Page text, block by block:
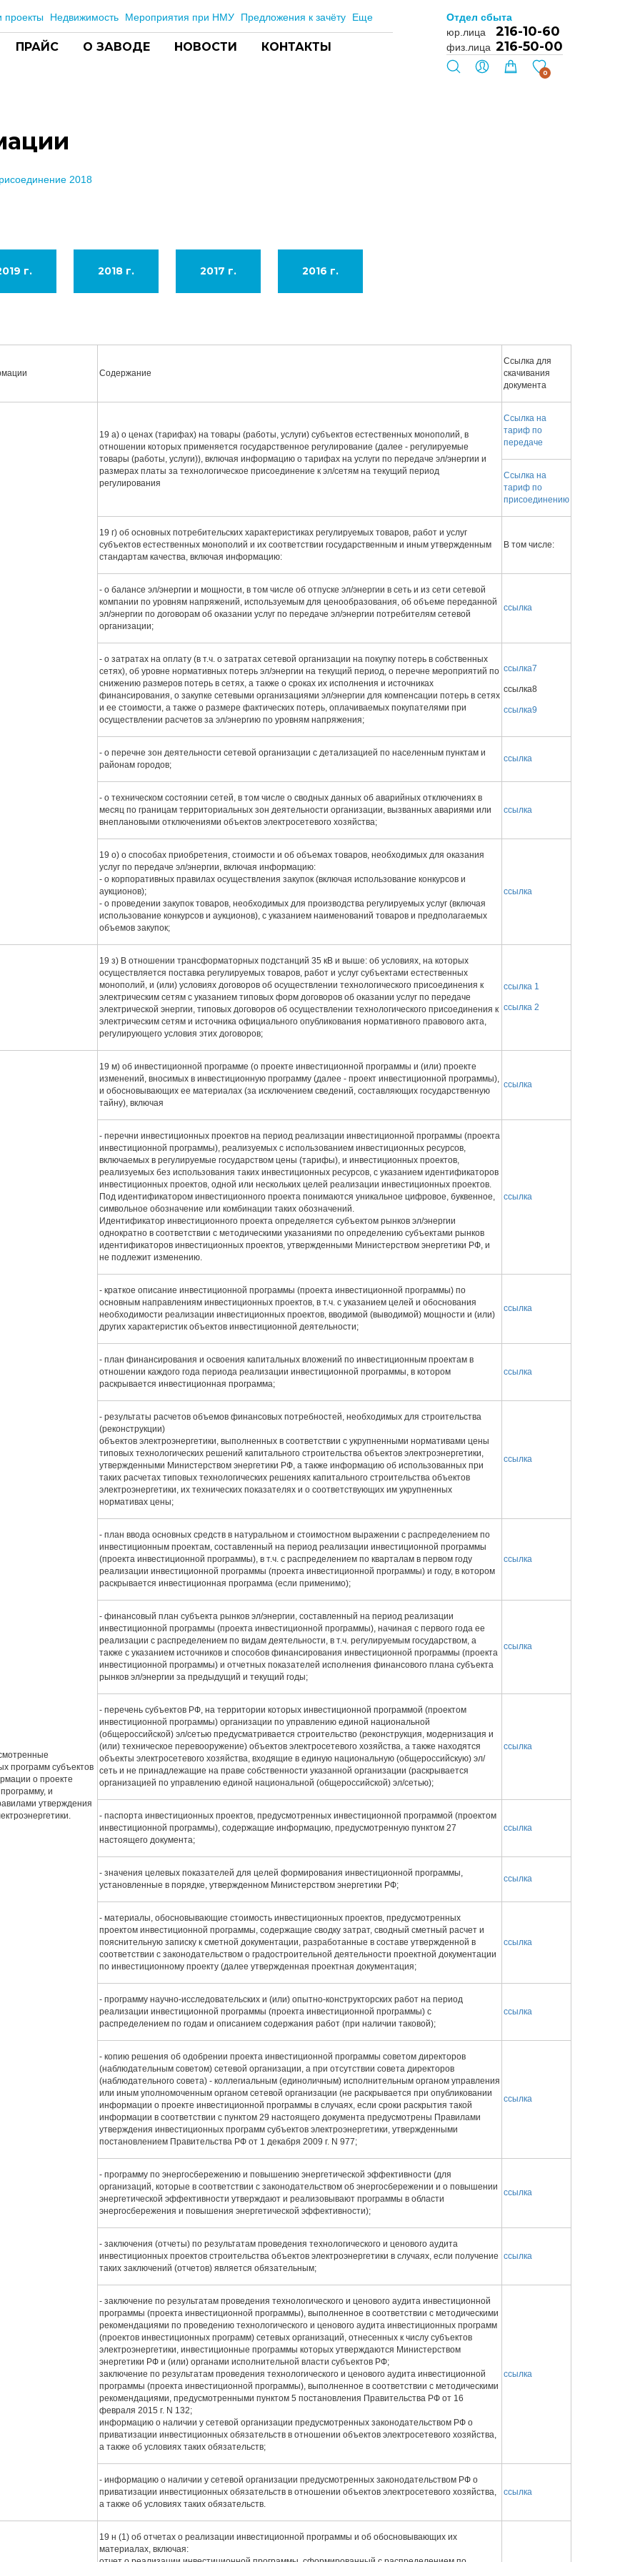
проекты Недвижимость Мероприятия при НМУ Предложения к зачёту Еще
ПРАЙС О ЗАВОДЕ НОВОСТИ КОНТАКТЫ
Отдел сбыта
юр.лица
216-10-60
физ.лица 216-50-00
0
2018
г. 2018 г. 2017 г. 2016 г.
Содержание
Ссылка для
скачивания
документа
19 а) о ценах (тарифах) на товары (работы, услуги) субъектов естественных монополий, в
отношении которых применяется государственное регулирование (далее - регулируемые
товары (работы, услуги)), включая информацию о тарифах на услуги по передаче эл/энергии и
размерах платы за технологическое присоединение к эл/сетям на текущий период
регулирования
Ссылка на
тариф по
передаче
Ссылка на
тариф по
присоединению
19 г) об основных потребительских характеристиках регулируемых товаров, работ и услуг
субъектов естественных монополий и их соответствии государственным и иным утвержденным
стандартам качества, включая информацию:
В том числе:
- о балансе эл/энергии и мощности, в том числе об отпуске эл/энергии в сеть и из сети сетевой
компании по уровням напряжений, используемым для ценообразования, об объеме переданной
эл/энергии по договорам об оказании услуг по передаче эл/энергии потребителям сетевой
организации;
ссылка
- о затратах на оплату (в т.ч. о затратах сетевой организации на покупку потерь в собственных
сетях), об уровне нормативных потерь эл/энергии на текущий период, о перечне мероприятий по
снижению размеров потерь в сетях, а также о сроках их исполнения и источниках
финансирования, о закупке сетевыми организациями эл/энергии для компенсации потерь в сетях
и ее стоимости, а также о размере фактических потерь, оплачиваемых покупателями при
осуществлении расчетов за эл/энергию по уровням напряжения;
ссылка7
ссылка8
ссылка9
- о перечне зон деятельности сетевой организации с детализацией по населенным пунктам и
районам городов;
ссылка
- о техническом состоянии сетей, в том числе о сводных данных об аварийных отключениях в
месяц по границам территориальных зон деятельности организации, вызванных авариями или
внеплановыми отключениями объектов электросетевого хозяйства;
ссылка
19 о) о способах приобретения, стоимости и об объемах товаров, необходимых для оказания
услуг по передаче эл/энергии, включая информацию:
- о корпоративных правилах осуществления закупок (включая использование конкурсов и
аукционов);
- о проведении закупок товаров, необходимых для производства регулируемых услуг (включая
использование конкурсов и аукционов), с указанием наименований товаров и предполагаемых
объемов закупок;
ссылка
19 з) В отношении трансформаторных подстанций 35 кВ и выше: об условиях, на которых
осуществляется поставка регулируемых товаров, работ и услуг субъектами естественных
монополий, и (или) условиях договоров об осуществлении технологического присоединения к
электрическим сетям с указанием типовых форм договоров об оказании услуг по передаче
электрической энергии, типовых договоров об осуществлении технологического присоединения к
электрическим сетям и источника официального опубликования нормативного правового акта,
регулирующего условия этих договоров;
ссылка 1
ссылка 2
программ субъектов
о проекте
и
утверждения
19 м) об инвестиционной программе (о проекте инвестиционной программы и (или) проекте
изменений, вносимых в инвестиционную программу (далее - проект инвестиционной программы),
и обосновывающих ее материалах (за исключением сведений, составляющих государственную
тайну), включая
ссылка
- перечни инвестиционных проектов на период реализации инвестиционной программы (проекта
инвестиционной программы), реализуемых с использованием инвестиционных ресурсов,
включаемых в регулируемые государством цены (тарифы), и инвестиционных проектов,
реализуемых без использования таких инвестиционных ресурсов, с указанием идентификаторов
инвестиционных проектов, одной или нескольких целей реализации инвестиционных проектов.
Под идентификатором инвестиционного проекта понимаются уникальное цифровое, буквенное,
символьное обозначение или комбинации таких обозначений.
Идентификатор инвестиционного проекта определяется субъектом рынков эл/энергии
однократно в соответствии с методическими указаниями по определению субъектами рынков
идентификаторов инвестиционных проектов, утвержденными Министерством энергетики РФ, и
не подлежит изменению.
ссылка
- краткое описание инвестиционной программы (проекта инвестиционной программы) по
основным направлениям инвестиционных проектов, в т.ч. с указанием целей и обоснования
необходимости реализации инвестиционных проектов, вводимой (выводимой) мощности и (или)
других характеристик объектов инвестиционной деятельности;
ссылка
- план финансирования и освоения капитальных вложений по инвестиционным проектам в
отношении каждого года периода реализации инвестиционной программы, в котором
раскрывается инвестиционная программа;
ссылка
- результаты расчетов объемов финансовых потребностей, необходимых для строительства
(реконструкции)
объектов электроэнергетики, выполненных в соответствии с укрупненными нормативами цены
типовых технологических решений капитального строительства объектов электроэнергетики,
утвержденными Министерством энергетики РФ, а также информацию об использованных при
таких расчетах типовых технологических решениях капитального строительства объектов
электроэнергетики, их технических показателях и о соответствующих им укрупненных
нормативах цены;
ссылка
- план ввода основных средств в натуральном и стоимостном выражении с распределением по
инвестиционным проектам, составленный на период реализации инвестиционной программы
(проекта инвестиционной программы), в т.ч. с распределением по кварталам в первом году
реализации инвестиционной программы (проекта инвестиционной программы) и году, в котором
раскрывается инвестиционная программа (если применимо);
ссылка
- финансовый план субъекта рынков эл/энергии, составленный на период реализации
инвестиционной программы (проекта инвестиционной программы), начиная с первого года ее
реализации с распределением по видам деятельности, в т.ч. регулируемым государством, а
также с указанием источников и способов финансирования инвестиционной программы (проекта
инвестиционной программы) и отчетных показателей исполнения финансового плана субъекта
рынков эл/энергии за предыдущий и текущий годы;
ссылка
- перечень субъектов РФ, на территории которых инвестиционной программой (проектом
инвестиционной программы) организации по управлению единой национальной
(общероссийской) эл/сетью предусматривается строительство (реконструкция, модернизация и
(или) техническое перевооружение) объектов электросетевого хозяйства, а также находятся
объекты электросетевого хозяйства, входящие в единую национальную (общероссийскую) эл/
сеть и не принадлежащие на праве собственности указанной организации (раскрывается
организацией по управлению единой национальной (общероссийской) эл/сетью);
ссылка
- паспорта инвестиционных проектов, предусмотренных инвестиционной программой (проектом
инвестиционной программы), содержащие информацию, предусмотренную пунктом 27
настоящего документа;
ссылка
- значения целевых показателей для целей формирования инвестиционной программы,
установленные в порядке, утвержденном Министерством энергетики РФ;
ссылка
- материалы, обосновывающие стоимость инвестиционных проектов, предусмотренных
проектом инвестиционной программы, содержащие сводку затрат, сводный сметный расчет и
пояснительную записку к сметной документации, разработанные в составе утвержденной в
соответствии с законодательством о градостроительной деятельности проектной документации
по инвестиционному проекту (далее утвержденная проектная документация;
ссылка
- программу научно-исследовательских и (или) опытно-конструкторских работ на период
реализации инвестиционной программы (проекта инвестиционной программы) с
распределением по годам и описанием содержания работ (при наличии таковой);
ссылка
- копию решения об одобрении проекта инвестиционной программы советом директоров
(наблюдательным советом) сетевой организации, а при отсутствии совета директоров
(наблюдательного совета) - коллегиальным (единоличным) исполнительным органом управления
или иным уполномоченным органом сетевой организации (не раскрывается при опубликовании
информации о проекте инвестиционной программы в случаях, если сроки раскрытия такой
информации в соответствии с пунктом 29 настоящего документа предусмотрены Правилами
утверждения инвестиционных программ субъектов электроэнергетики, утвержденными
постановлением Правительства РФ от 1 декабря 2009 г. N 977;
ссылка
- программу по энергосбережению и повышению энергетической эффективности (для
организаций, которые в соответствии с законодательством об энергосбережении и о повышении
энергетической эффективности утверждают и реализовывают программы в области
энергосбережения и повышения энергетической эффективности);
ссылка
- заключения (отчеты) по результатам проведения технологического и ценового аудита
инвестиционных проектов строительства объектов электроэнергетики в случаях, если получение
таких заключений (отчетов) является обязательным;
ссылка
- заключение по результатам проведения технологического и ценового аудита инвестиционной
программы (проекта инвестиционной программы), выполненное в соответствии с методическими
рекомендациями по проведению технологического и ценового аудита инвестиционных программ
(проектов инвестиционных программ) сетевых организаций, отнесенных к числу субъектов
электроэнергетики, инвестиционные программы которых утверждаются Министерством
энергетики РФ и (или) органами исполнительной власти субъектов РФ;
заключение по результатам проведения технологического и ценового аудита инвестиционной
программы (проекта инвестиционной программы), выполненное в соответствии с методическими
рекомендациями, предусмотренными пунктом 5 постановления Правительства РФ от 16
февраля 2015 г. N 132;
информацию о наличии у сетевой организации предусмотренных законодательством РФ о
приватизации инвестиционных обязательств в отношении объектов электросетевого хозяйства,
а также об условиях таких обязательств;
ссылка
- информацию о наличии у сетевой организации предусмотренных законодательством РФ о
приватизации инвестиционных обязательств в отношении объектов электросетевого хозяйства,
а также об условиях таких обязательств.
ссылка
19 н (1) об отчетах о реализации инвестиционной программы и об обосновывающих их
материалах, включая: